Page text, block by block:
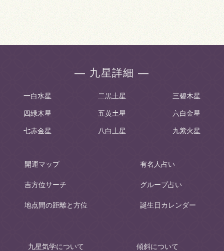
― 九星詳細 ―
一白水星 二黒土星 三碧木星
四緑木星 五黄土星 六白金星
七赤金星 八白土星 九紫火星
開運マップ
吉方位サーチ
地点間の距離と方位
有名人占い
グループ占い
誕生日カレンダー
九星気学について 傾斜について